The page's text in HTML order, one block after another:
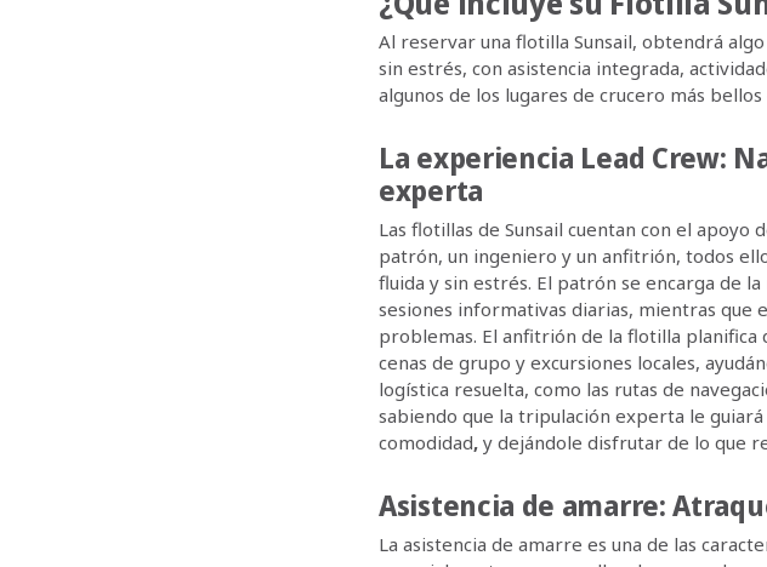
Al reservar una flotilla Sunsail, obtendrá
sin estrés, con asistencia integrada,
algunos de los lugares de crucero más
La experiencia Lead Crew:
experta
Las flotillas de Sunsail cuentan con el apoyo
patrón, un ingeniero y un anfitrión, todos
fluida y sin estrés. El patrón se encarga de
sesiones informativas diarias, mientras que
problemas. El anfitrión de la flotilla planifica
cenas de grupo y excursiones locales,
logística resuelta, como las rutas de
sabiendo que la tripulación experta le
comodidad, y dejándole disfrutar de lo que
Asistencia de amarre:
La asistencia de amarre es una de las